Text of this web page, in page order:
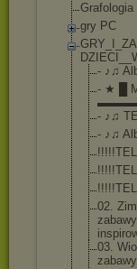
Grafologia
gry PC
- ♪♫
- ★ █
- ♪♫
- ♪♫
02.
03.